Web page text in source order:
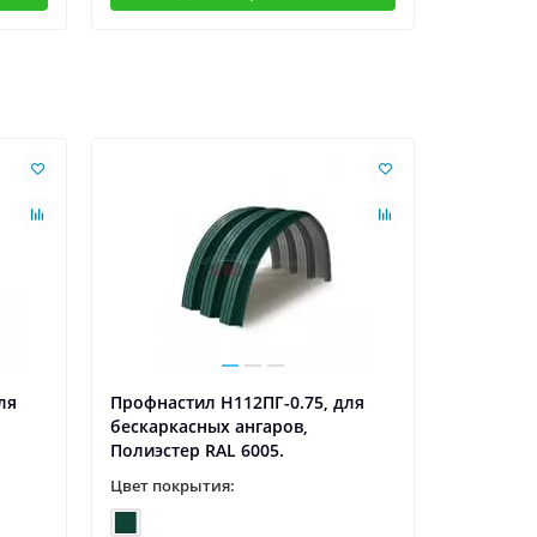
Профнастил H112ПГ-0.75, для
бескаркасных ангаров,
Полиэстер RAL 6005.
Цвет покрытия: